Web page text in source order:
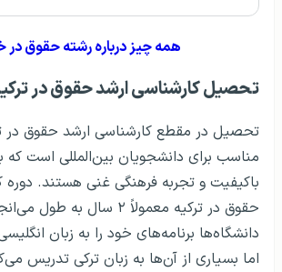
همه چیز درباره رشته حقوق در
تحصیل کارشناسی ارشد حقوق در
تحصیل در مقطع کارشناسی ارشد حقوق در
مناسب برای دانشجویان بین‌المللی است که
باکیفیت و تجربه فرهنگی غنی هستند. دوره
حقوق در ترکیه معمولاً ۲ سال
دانشگاه‌ها برنامه‌های خود را به زبان
اما بسیاری از آن‌ها به زبان ترکی تدریس